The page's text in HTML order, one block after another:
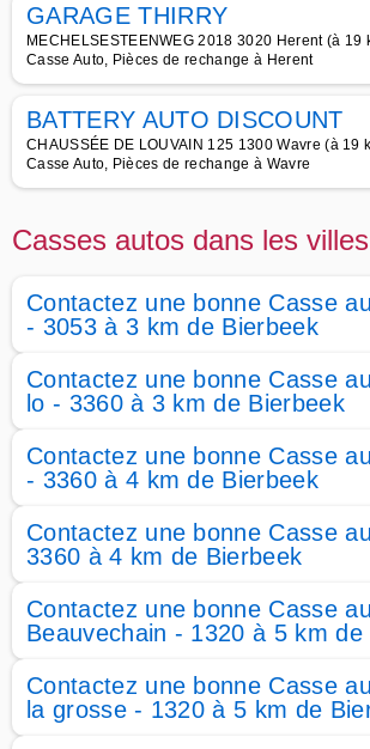
GARAGE THIRRY
MECHELSESTEENWEG 2018 3020 Herent (à 19
Casse Auto, Pièces de rechange à Herent
BATTERY AUTO DISCOUNT
CHAUSSÉE DE LOUVAIN 125 1300 Wavre (à 19
Casse Auto, Pièces de rechange à Wavre
Casses autos dans les
Contactez une bonne Casse
- 3053 à 3 km de Bierbeek
Contactez une bonne Casse
lo - 3360 à 3 km de Bierbeek
Contactez une bonne Casse
- 3360 à 4 km de Bierbeek
Contactez une bonne Casse
3360 à 4 km de Bierbeek
Contactez une bonne Casse
Beauvechain - 1320 à 5 km de
Contactez une bonne Casse
la grosse - 1320 à 5 km de